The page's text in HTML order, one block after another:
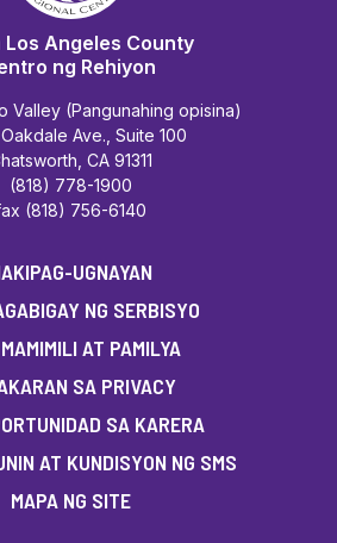
Los Angeles County
ng Rehiyon
Valley (Pangunahing opisina)
Ave., Suite 100
CA 91311
(818) 778-1900
(818) 756-6140
UGNAYAN
NG SERBISYO
AT PAMILYA
SA PRIVACY
SA KARERA
AT KUNDISYON NG SMS
MAPA NG SITE